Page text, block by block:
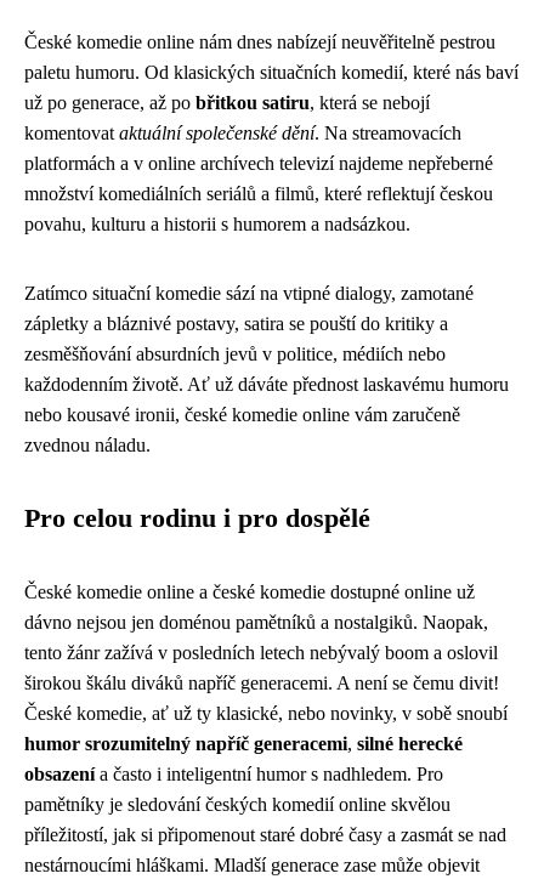
České komedie online nám dnes nabízejí neuvěřitelně pestrou
paletu humoru. Od klasických situačních komedií, které nás baví
už po generace, až po břitkou satiru, která se nebojí
komentovat aktuální společenské dění. Na streamovacích
platformách a v online archívech televizí najdeme nepřeberné
množství komediálních seriálů a filmů, které reflektují českou
povahu, kulturu a historii s humorem a nadsázkou.
Zatímco situační komedie sází na vtipné dialogy, zamotané
zápletky a bláznivé postavy, satira se pouští do kritiky a
zesměšňování absurdních jevů v politice, médiích nebo
každodenním životě. Ať už dáváte přednost laskavému humoru
nebo kousavé ironii, české komedie online vám zaručeně
zvednou náladu.
Pro celou rodinu i pro dospělé
České komedie online a české komedie dostupné online už
dávno nejsou jen doménou pamětníků a nostalgiků. Naopak,
tento žánr zažívá v posledních letech nebývalý boom a oslovil
širokou škálu diváků napříč generacemi. A není se čemu divit!
České komedie, ať už ty klasické, nebo novinky, v sobě snoubí
humor srozumitelný napříč generacemi, silné herecké
obsazenía často i inteligentní humor s nadhledem. Pro
pamětníky je sledování českých komedií online skvělou
příležitostí, jak si připomenout staré dobré časy a zasmát se nad
nestárnoucími hláškami. Mladší generace zase může objevit